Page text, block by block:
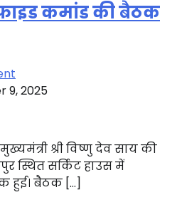
कमांड की बैठक
9, 2025
श्री विष्णु देव साय की
स्थित सर्किट हाउस में
हुई। बैठक […]